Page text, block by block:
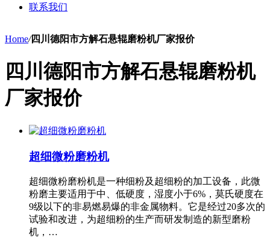
联系我们
Home/四川德阳市方解石悬辊磨粉机厂家报价
四川德阳市方解石悬辊磨粉机
厂家报价
超细微粉磨粉机
超细微粉磨粉机是一种细粉及超细粉的加工设备，此微
粉磨主要适用于中、低硬度，湿度小于6%，莫氏硬度在
9级以下的非易燃易爆的非金属物料。它是经过20多次的
试验和改进，为超细粉的生产而研发制造的新型磨粉
机，…